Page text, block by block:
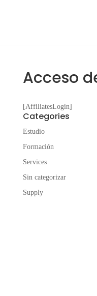
Acceso
[AffiliatesLogin]
Categories
Estudio
Formación
Services
Sin categorizar
Supply